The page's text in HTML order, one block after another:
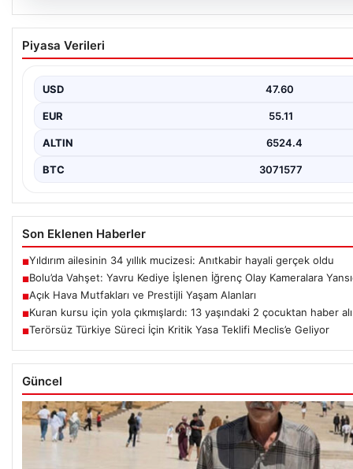
Bolu’da Vahşet: Yavru Kediye İşlenen İğrenç
Bolu’nun Beşkavaklar Mahallesi’nde, geçtiğimiz günlerde
Piyasa Verileri
USD 47.60
EUR 55.11
ALTIN 6524.4
BTC 3071577
Son Eklenen Haberler
■Yıldırım ailesinin 34 yıllık mucizesi: Anıtkabir hayali gerçek oldu
■Bolu’da Vahşet: Yavru Kediye İşlenen İğrenç Olay Kameralara
■Açık Hava Mutfakları ve Prestijli Yaşam Alanları
■Kuran kursu için yola çıkmışlardı: 13 yaşındaki 2 çocuktan haber
■Terörsüz Türkiye Süreci İçin Kritik Yasa Teklifi Meclis’e Geliyor
Güncel